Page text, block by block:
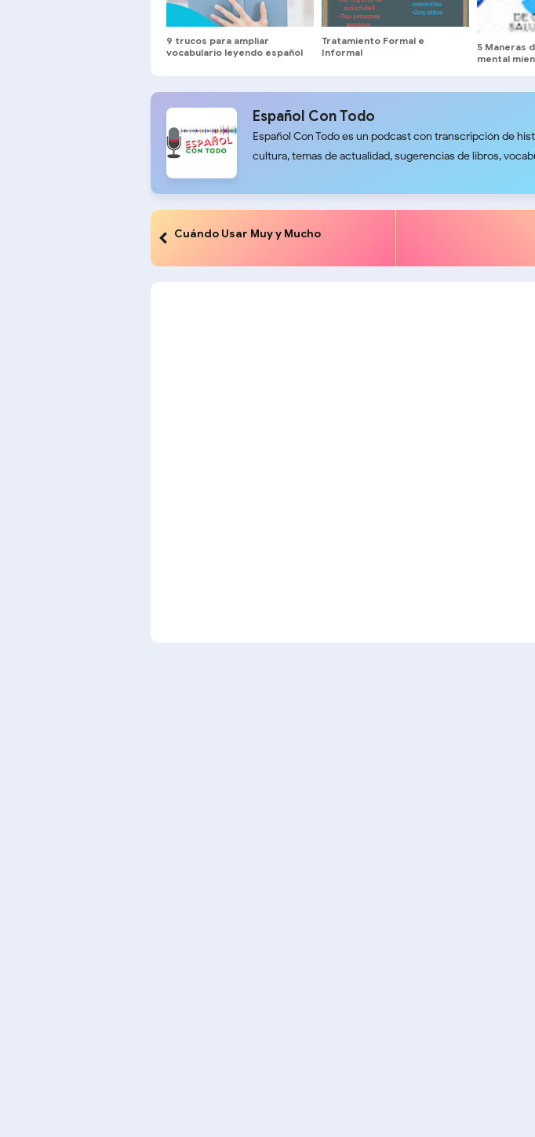
9 trucos para ampliar
vocabulario leyendo español
Tratamiento Formal e
Informal
5 Maneras
mental
Español Con Todo
Español Con Todo es un podcast con transcripción de
cultura, temas de actualidad, sugerencias de libros,
Cuándo Usar Muy y Mucho